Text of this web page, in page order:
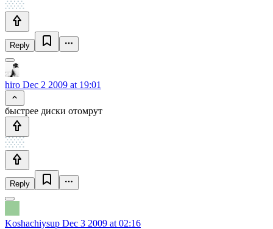
Reply
hiro Dec 2 2009 at 19:01
быстрее диски отомрут
Reply
Koshachiysup Dec 3 2009 at 02:16